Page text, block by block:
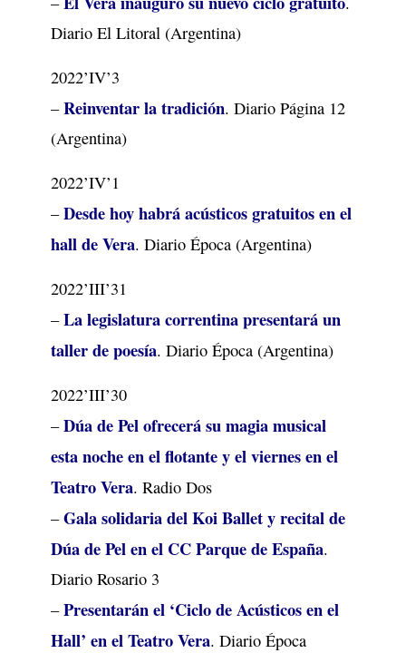
Diario El Litoral (Argentina)
2022’IV’3
–Reinventar la tradición. Diario Página 12
(Argentina)
2022’IV’1
–Desde hoy habrá acústicos gratuitos en el
hall de Vera. Diario Época (Argentina)
2022’III’31
–La legislatura correntina presentará un
taller de poesía. Diario Época (Argentina)
2022’III’30
–Dúa de Pel ofrecerá su magia musical
esta noche en el flotante y el viernes en el
Teatro Vera. Radio Dos
–Gala solidaria del Koi Ballet y recital de
Dúa de Pel en el CC Parque de España.
Diario Rosario 3
–Presentarán el ‘Ciclo de Acústicos en el
Hall’ en el Teatro Vera. Diario Época